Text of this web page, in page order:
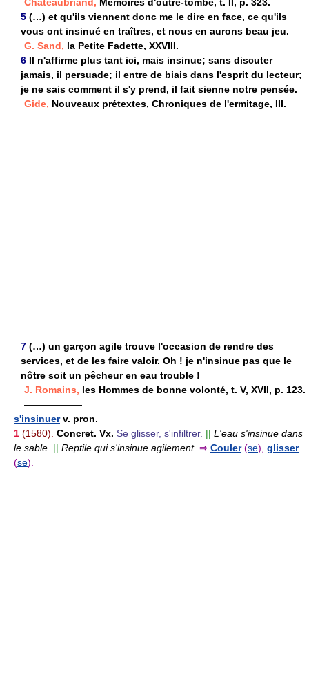
5 (…) et qu'ils viennent donc me le dire en face, ce qu'ils
vous ont insinué en traîtres, et nous en aurons beau jeu.
G. Sand, la Petite Fadette, XXVIII.
6 Il n'affirme plus tant ici, mais insinue; sans discuter
jamais, il persuade; il entre de biais dans l'esprit du lecteur;
je ne sais comment il s'y prend, il fait sienne notre pensée.
Gide, Nouveaux prétextes, Chroniques de l'ermitage, III.
7 (…) un garçon agile trouve l'occasion de rendre des
services, et de les faire valoir. Oh ! je n'insinue pas que le
nôtre soit un pêcheur en eau trouble !
J. Romains, les Hommes de bonne volonté, t. V, XVII, p. 123.
——————
s'insinuer v. pron.
1 (1580). Concret. Vx. Se glisser, s'infiltrer. || L'eau s'insinue dans
le sable. || Reptile qui s'insinue agilement. ⇒ Couler (se), glisser
(se).